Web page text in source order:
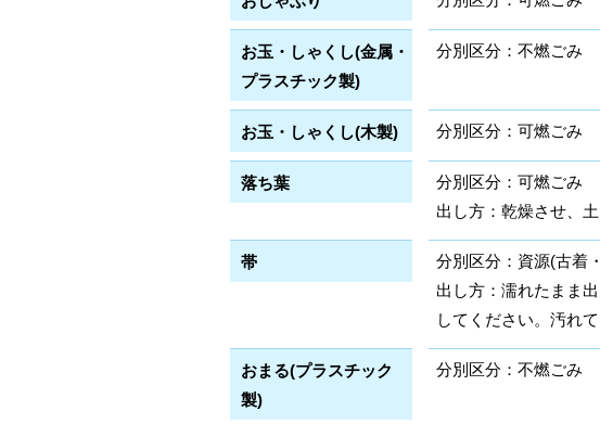
お玉・しゃくし(金属・
プラスチック製)
分別区分：不燃ごみ
お玉・しゃくし(木製) 分別区分：可燃ごみ
落ち葉
分別区分：可燃ごみ
出し方：乾燥させ、
帯
分別区分：資源(古着
出し方：濡れたまま
してください。汚れ
おまる(プラスチック
製)
分別区分：不燃ごみ